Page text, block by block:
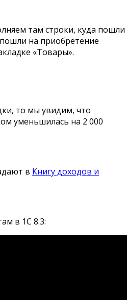
там строки, куда пошли
на приобретение
«Товары».
то мы увидим, что
уменьшилась на 2 000
в Книгу доходов и
в 1С 8.3: